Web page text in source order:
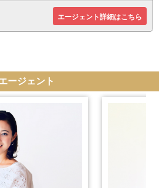
エージェント詳細はこちら
ージェント